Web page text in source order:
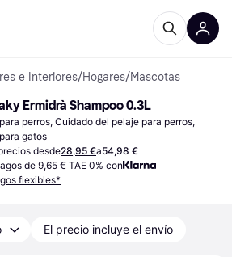
e Interiores/Hogares/Mascotas
Ermidrà Shampoo 0.3L
perros, Cuidado del pelaje para perros,
gatos
desde28,95 €a54,98 €
de 9,65 € TAE 0% con
flexibles*
El precio incluye el envío